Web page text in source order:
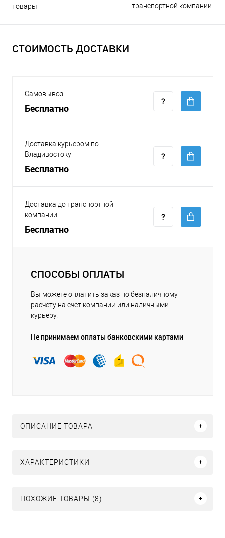
товары транспортной компании
СТОИМОСТЬ ДОСТАВКИ
Самовывоз
Бесплатно
Доставка курьером по
Владивостоку
Бесплатно
Доставка до транспортной
компании
Бесплатно
СПОСОБЫ ОПЛАТЫ
Вы можете оплатить заказ по безналичному
расчету на счет компании или наличными
курьеру.
Не принимаем оплаты банковскими картами
ОПИСАНИЕ ТОВАРА
ХАРАКТЕРИСТИКИ
ПОХОЖИЕ ТОВАРЫ (8)